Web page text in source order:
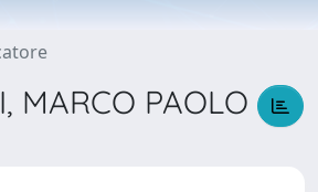
MARCO PAOLO